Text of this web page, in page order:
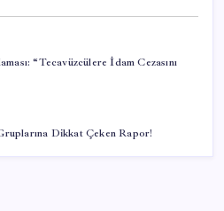
“Tecavüzcülere İdam Cezasını
Dikkat Çeken Rapor!